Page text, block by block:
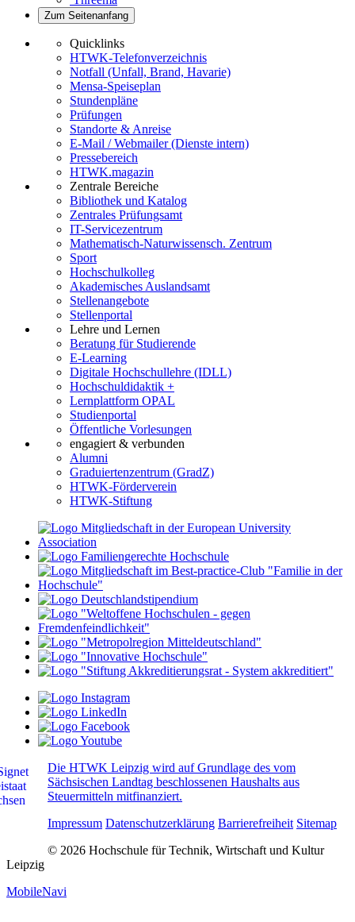
Zum Seitenanfang
Quicklinks
HTWK-Telefonverzeichnis
Notfall (Unfall, Brand, Havarie)
Mensa-Speiseplan
Stundenpläne
Prüfungen
Standorte & Anreise
E-Mail / Webmailer (Dienste intern)
Pressebereich
HTWK.magazin
Zentrale Bereiche
Bibliothek und Katalog
Zentrales Prüfungsamt
IT-Servicezentrum
Mathematisch-Naturwissensch. Zentrum
Sport
Hochschulkolleg
Akademisches Auslandsamt
Stellenangebote
Stellenportal
Lehre und Lernen
Beratung für Studierende
E-Learning
Digitale Hochschullehre (IDLL)
Hochschuldidaktik +
Lernplattform OPAL
Studienportal
Öffentliche Vorlesungen
engagiert & verbunden
Alumni
Graduiertenzentrum (GradZ)
HTWK-Förderverein
HTWK-Stiftung
Die HTWK Leipzig wird auf Grundlage des vom
Sächsischen Landtag beschlossenen Haushalts aus
Steuermitteln mitfinanziert.
Impressum Datenschutzerklärung Barrierefreiheit Sitemap
© 2026 Hochschule für Technik, Wirtschaft und Kultur
Leipzig
MobileNavi